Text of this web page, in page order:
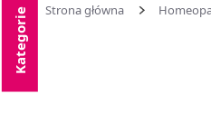
Strona główna
Kategorie